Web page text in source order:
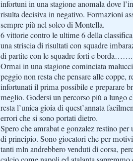
infortuni in una stagione anomala dove
risulta decisiva in negativo. Formazioni
sempre più nel solco di Montella.
6 vittorie contro le ultime 6 della
una striscia di risultati con squadre
di partite con le squadre forti e
Ormai in una stagione cominciata
peggio non resta che pensare alle coppe,
infortunati il prima possibile e preparare
meglio. Godersi un percorso più a lungo
resta l’unica gioia di quest’annata
errori che si sono portati dietro.
Spero che amrabat e gonzalez restino per
di principio. Sono giocatori che per
tanti mln andrebbero venduti di corsa,